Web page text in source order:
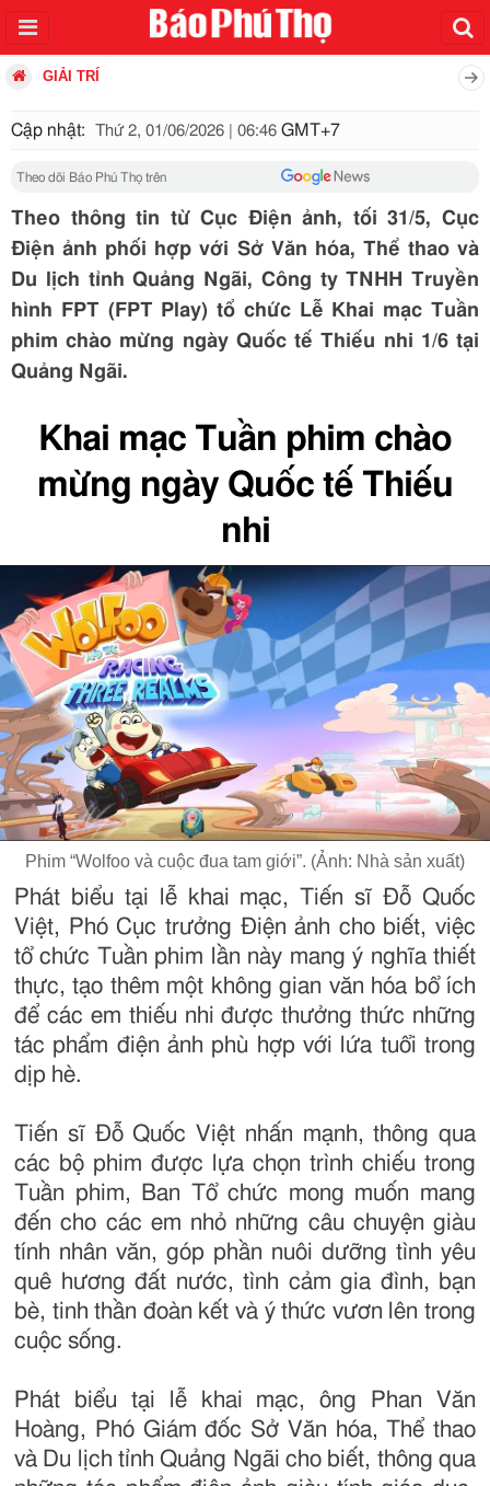
GIẢI TRÍ
Cập nhật: Thứ 2, 01/06/2026 | 06:46 GMT+7
Theo dõi Báo Phú Thọ trên
Theo thông tin từ Cục Điện ảnh, tối 31/5, Cục
Điện ảnh phối hợp với Sở Văn hóa, Thể thao và
Du lịch tỉnh Quảng Ngãi, Công ty TNHH Truyền
hình FPT (FPT Play) tổ chức Lễ Khai mạc Tuần
phim chào mừng ngày Quốc tế Thiếu nhi 1/6 tại
Quảng Ngãi.
Khai mạc Tuần phim chào
mừng ngày Quốc tế Thiếu
nhi
Phim “Wolfoo và cuộc đua tam giới”. (Ảnh: Nhà sản xuất)
Phát biểu tại lễ khai mạc, Tiến sĩ Đỗ Quốc
Việt, Phó Cục trưởng Điện ảnh cho biết, việc
tổ chức Tuần phim lần này mang ý nghĩa thiết
thực, tạo thêm một không gian văn hóa bổ ích
để các em thiếu nhi được thưởng thức những
tác phẩm điện ảnh phù hợp với lứa tuổi trong
dịp hè.
Tiến sĩ Đỗ Quốc Việt nhấn mạnh, thông qua
các bộ phim được lựa chọn trình chiếu trong
Tuần phim, Ban Tổ chức mong muốn mang
đến cho các em nhỏ những câu chuyện giàu
tính nhân văn, góp phần nuôi dưỡng tình yêu
quê hương đất nước, tình cảm gia đình, bạn
bè, tinh thần đoàn kết và ý thức vươn lên trong
cuộc sống.
Phát biểu tại lễ khai mạc, ông Phan Văn
Hoàng, Phó Giám đốc Sở Văn hóa, Thể thao
và Du lịch tỉnh Quảng Ngãi cho biết, thông qua